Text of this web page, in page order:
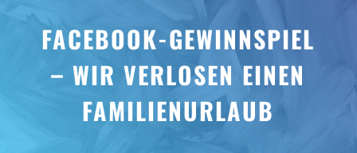
FACEBOOK-GEWINNSPIEL
– WIR VERLOSEN EINEN
FAMILIENURLAUB